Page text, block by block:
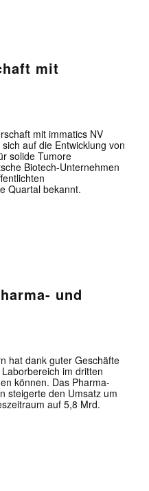
mit
mit immatics NV
auf die Entwicklung von
solide Tumore
Biotech-Unternehmen
Quartal bekannt.
und
hat dank guter Geschäfte
im dritten
können. Das Pharma-
steigerte den Umsatz um
auf 5,8 Mrd.